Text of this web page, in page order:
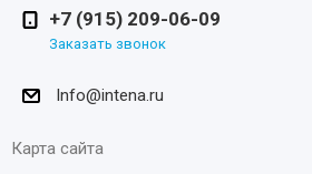
+7 (915) 209-06-09
Заказать звонок
Info@intena.ru
Карта сайта